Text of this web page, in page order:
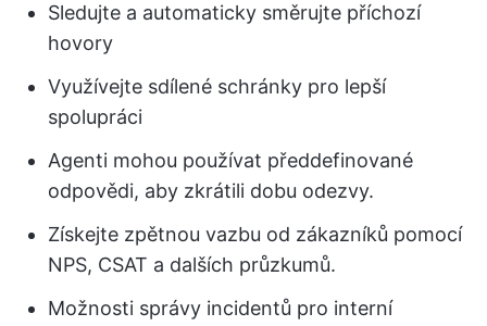
Sledujte a automaticky směrujte příchozí
hovory
Využívejte sdílené schránky pro lepší
spolupráci
Agenti mohou používat předdefinované
odpovědi, aby zkrátili dobu odezvy.
Získejte zpětnou vazbu od zákazníků pomocí
NPS, CSAT a dalších průzkumů.
Možnosti správy incidentů pro interní